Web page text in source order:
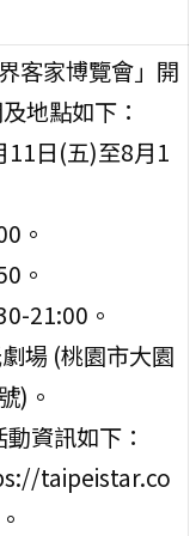
客家博覽會」開
地點如下：
11日(五)至8月1
。
。
21:00。
場 (桃園市大園
)。
資訊如下：
taipeistar.co